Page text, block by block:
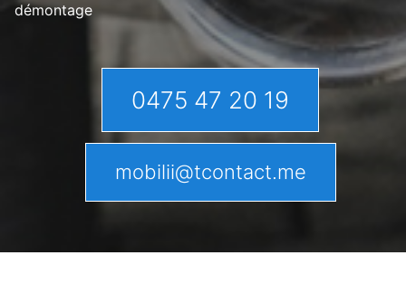
démontage
0475 47 20 19
mobilii@tcontact.me